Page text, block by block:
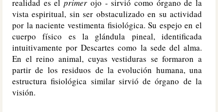
realidad es elprimer ojo - sirvió como órgano de la
vista espiritual, sin ser obstaculizado en su actividad
por la naciente vestimenta fisiológica. Su espejo en el
cuerpo físico es la glándula pineal, identificada
intuitivamente por Descartes como la sede del alma.
En el reino animal, cuyas vestiduras se formaron a
partir de los residuos de la evolución humana, una
estructura fisiológica similar sirvió de órgano de la
visión.